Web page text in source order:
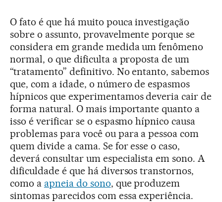
O fato é que há muito pouca investigação
sobre o assunto, provavelmente porque se
considera em grande medida um fenômeno
normal, o que dificulta a proposta de um
“tratamento” definitivo. No entanto, sabemos
que, com a idade, o número de espasmos
hípnicos que experimentamos deveria cair de
forma natural. O mais importante quanto a
isso é verificar se o espasmo hípnico causa
problemas para você ou para a pessoa com
quem divide a cama. Se for esse o caso,
deverá consultar um especialista em sono. A
dificuldade é que há diversos transtornos,
como a apneia do sono, que produzem
sintomas parecidos com essa experiência.